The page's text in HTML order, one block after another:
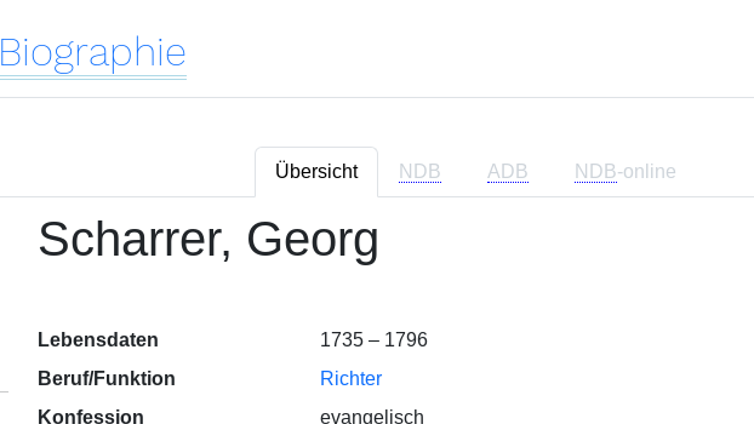
Biographie
Übersicht NDB ADB NDB-online
Scharrer, Georg
Lebensdaten
1735 – 1796
Beruf/Funktion
Richter
Konfession
evangelisch